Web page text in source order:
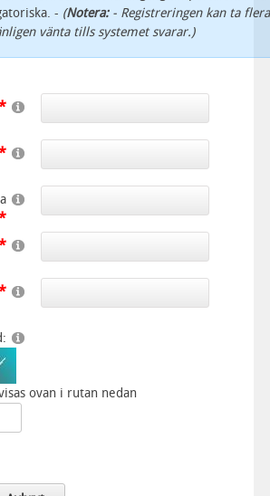
- (Notera:- Registreringen kan ta
vänta tills systemet svarar.)
ovan i rutan nedan